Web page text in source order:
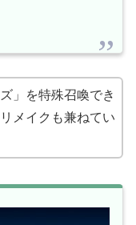
」を特殊召喚でき
メイクも兼ねてい